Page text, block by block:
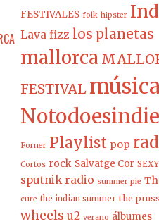
FESTIVALES folk hipster
Lava fizz los planetas
mallorca
FESTIVAL
Notodoesindie
Forner Playlist pop
Cortos rock Salvatge Cor
sputnik radio summer pie
cure the indian summer the
wheels u2 verano álbumes